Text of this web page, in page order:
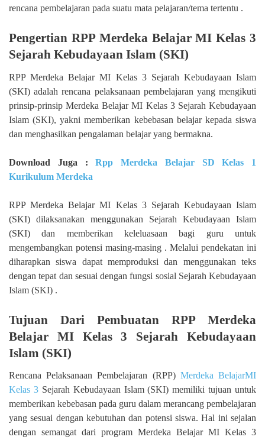
rencana pembelajaran pada suatu mata pelajaran/tema tertentu .
Pengertian RPP Merdeka Belajar MI Kelas 3
Sejarah Kebudayaan Islam (SKI)
RPP Merdeka Belajar MI Kelas 3 Sejarah Kebudayaan Islam
(SKI) adalah rencana pelaksanaan pembelajaran yang mengikuti
prinsip-prinsip Merdeka Belajar MI Kelas 3 Sejarah Kebudayaan
Islam (SKI), yakni memberikan kebebasan belajar kepada siswa
dan menghasilkan pengalaman belajar yang bermakna.
Download Juga :Rpp Merdeka Belajar SD Kelas 1
Kurikulum Merdeka
RPP Merdeka Belajar MI Kelas 3 Sejarah Kebudayaan Islam
(SKI) dilaksanakan menggunakan Sejarah Kebudayaan Islam
(SKI) dan memberikan keleluasaan bagi guru untuk
mengembangkan potensi masing-masing . Melalui pendekatan ini
diharapkan siswa dapat memproduksi dan menggunakan teks
dengan tepat dan sesuai dengan fungsi sosial Sejarah Kebudayaan
Islam (SKI) .
Tujuan Dari Pembuatan RPP Merdeka
Belajar MI Kelas 3 Sejarah Kebudayaan
Islam (SKI)
Rencana Pelaksanaan Pembelajaran (RPP) Merdeka BelajarMI
Kelas 3Sejarah Kebudayaan Islam (SKI) memiliki tujuan untuk
memberikan kebebasan pada guru dalam merancang pembelajaran
yang sesuai dengan kebutuhan dan potensi siswa. Hal ini sejalan
dengan semangat dari program Merdeka Belajar MI Kelas 3